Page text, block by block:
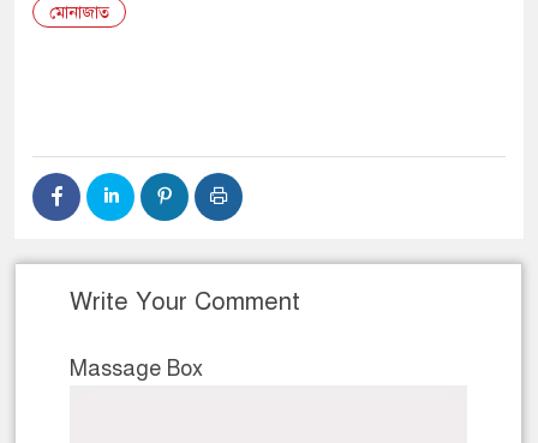
মোনাজাত
Write Your Comment
Massage Box